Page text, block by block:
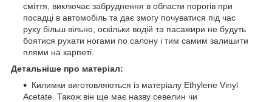
сміття, виключає забруднення в области порогів при
посадці в автомобіль та дає змогу почуватися під час
руху більш вільно, оскільки водій та пасажири не будуть
боятися рухати ногами по салону і тим самим залишити
плями на карпеті.
Детальніше про матеріал:
Килимки виготовляються із матеріалу Ethylene Vinyl
Acetate. Також він ще має назву севелин чи